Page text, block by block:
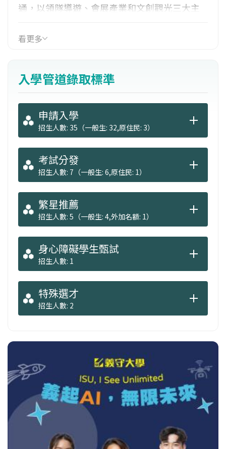
通，以領隊導遊、會展產業和文創觀光三大主
相關學科之訓練。此外，亦培養學生考取相關
遊及解說員、報考觀光行政、文化行政、客家
行政等公職、擔任旅遊規劃管理人員、活動策
展人員。
看更多
入學管道錄取標準
申請入學
招生人數: 35（一般生: 32,原住民: 3）
考試分發
招生人數: 7（一般生: 6,原住民: 1）
繁星推薦
招生人數: 5（一般生: 4,外加名額: 1）
身心障礙學生甄試
招生人數: 1
特殊選才
招生人數: 2